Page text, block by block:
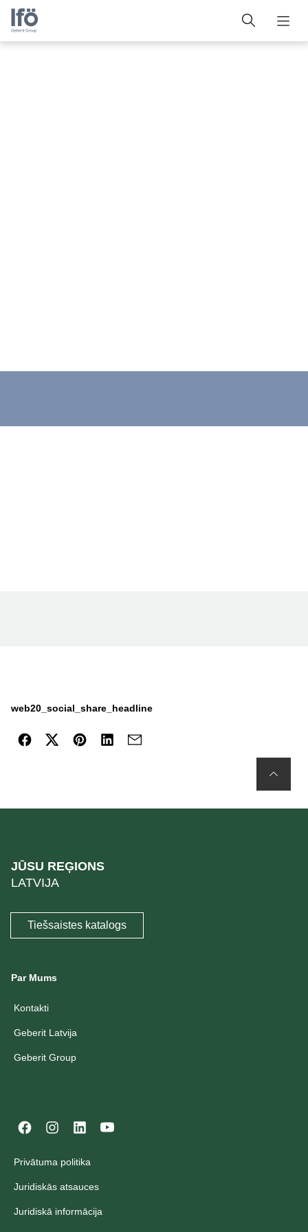
web20_social_share_headline
JŪSU REĢIONS
LATVIJA
Tiešsaistes katalogs
Par Mums
Kontakti
Geberit Latvija
Geberit Group
Privātuma politika
Juridiskās atsauces
Juridiskā informācija